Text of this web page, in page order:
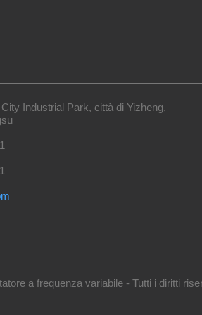
Industrial Park, città di Yizheng,
a frequenza variabile - Tutti i diritti